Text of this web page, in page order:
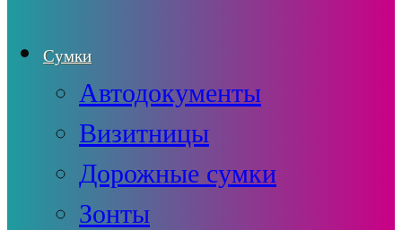
Сумки
Автодокументы
Визитницы
Дорожные сумки
Зонты